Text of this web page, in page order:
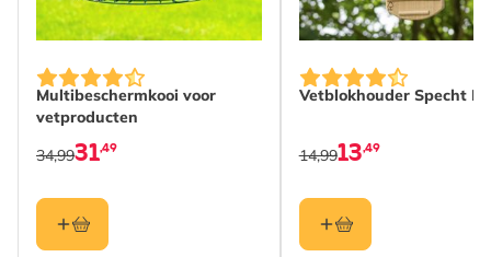
Multibeschermkooi voor
vetproducten
31,49
34,99
Vetblokhouder Specht
13,49
14,99